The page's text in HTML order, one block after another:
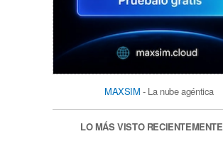
MAXSIM - La nube agéntica
LO MÁS VISTO RECIENTEMENTE